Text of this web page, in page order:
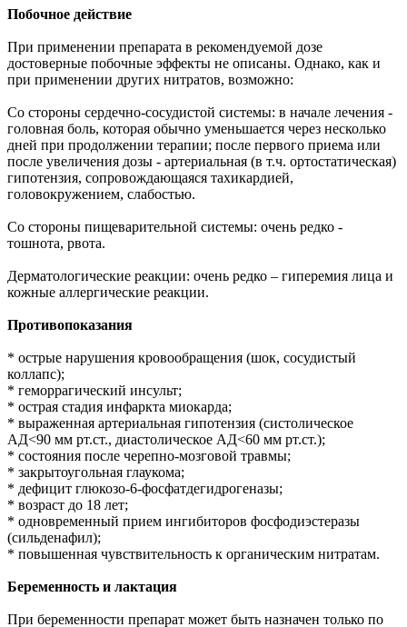
Побочное действие
При применении препарата в рекомендуемой дозе
достоверные побочные эффекты не описаны. Однако, как и
при применении других нитратов, возможно:
Со стороны сердечно-сосудистой системы: в начале лечения -
головная боль, которая обычно уменьшается через несколько
дней при продолжении терапии; после первого приема или
после увеличения дозы - артериальная (в т.ч. ортостатическая)
гипотензия, сопровождающаяся тахикардией,
головокружением, слабостью.
Со стороны пищеварительной системы: очень редко -
тошнота, рвота.
Дерматологические реакции: очень редко – гиперемия лица и
кожные аллергические реакции.
Противопоказания
* острые нарушения кровообращения (шок, сосудистый
коллапс);
* геморрагический инсульт;
* острая стадия инфаркта миокарда;
* выраженная артериальная гипотензия (систолическое
АД<90 мм рт.ст., диастолическое АД<60 мм рт.ст.);
* состояния после черепно-мозговой травмы;
* закрытоугольная глаукома;
* дефицит глюкозо-6-фосфатдегидрогеназы;
* возраст до 18 лет;
* одновременный прием ингибиторов фосфодиэстеразы
(сильденафил);
* повышенная чувствительность к органическим нитратам.
Беременность и лактация
При беременности препарат может быть назначен только по